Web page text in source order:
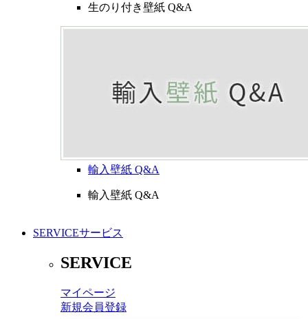
生のり付き壁紙 Q&A
輸入壁紙 Q&A
輸入壁紙 Q&A
SERVICEサービス
SERVICE
マイページ
新規会員登録